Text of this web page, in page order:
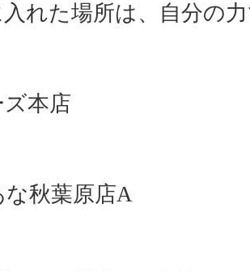
入れた場所は、自分の
本店
な秋葉原店A